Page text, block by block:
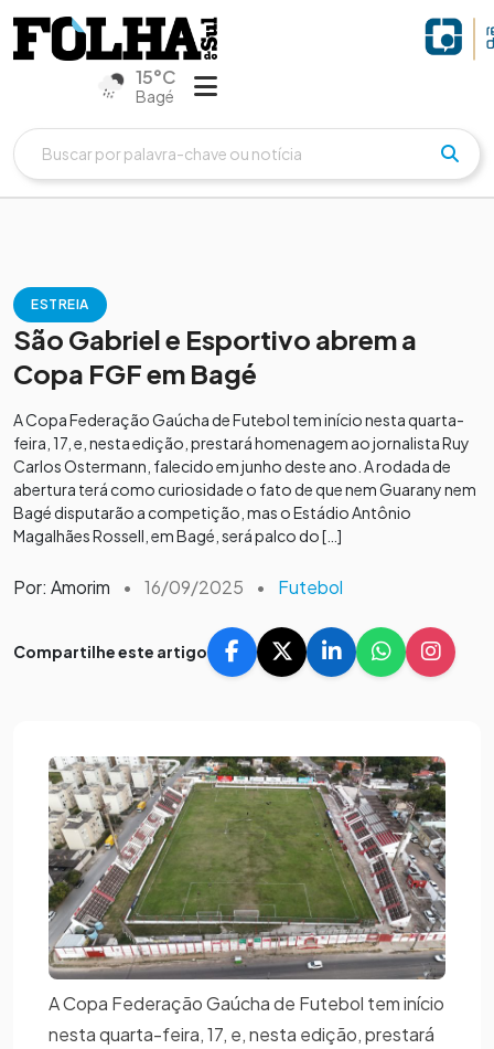
15°C
Bagé
ESTREIA
São Gabriel e Esportivo abrem a
Copa FGF em Bagé
A Copa Federação Gaúcha de Futebol tem início nesta quarta-
feira, 17, e, nesta edição, prestará homenagem ao jornalista Ruy
Carlos Ostermann, falecido em junho deste ano. A rodada de
abertura terá como curiosidade o fato de que nem Guarany nem
Bagé disputarão a competição, mas o Estádio Antônio
Magalhães Rossell, em Bagé, será palco do […]
Por: Amorim • 16/09/2025 • Futebol
Compartilhe este artigo
A Copa Federação Gaúcha de Futebol tem início
nesta quarta-feira, 17, e, nesta edição, prestará